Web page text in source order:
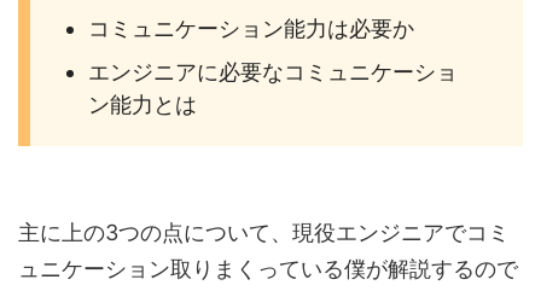
コミュニケーション能力は必要か
エンジニアに必要なコミュニケーショ
ン能力とは
主に上の3つの点について、現役エンジニアでコミ
ュニケーション取りまくっている僕が解説するので